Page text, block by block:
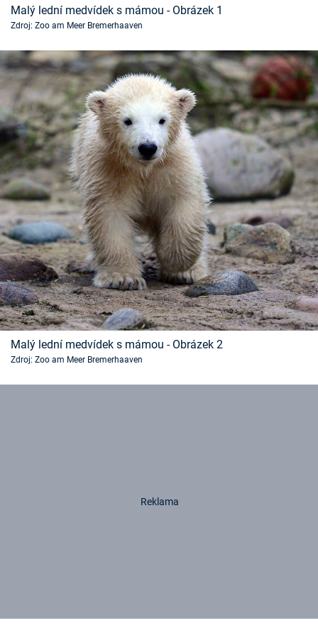
Časopis
Sledujte prima+
Přihlášení
Sledujte nás
Malý lední medvídek s mámou - Obrázek 1
Zdroj: Zoo am Meer Bremerhaaven
Malý lední medvídek s mámou - Obrázek 2
Zdroj: Zoo am Meer Bremerhaaven